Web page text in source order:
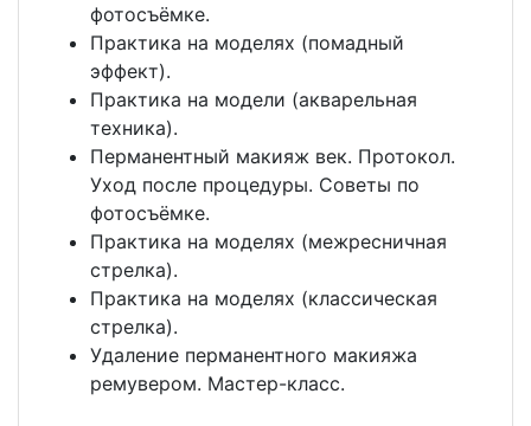
фотосъёмке.
Практика на моделях (помадный
эффект).
Практика на модели (акварельная
техника).
Перманентный макияж век. Протокол.
Уход после процедуры. Советы по
фотосъёмке.
Практика на моделях (межресничная
стрелка).
Практика на моделях (классическая
стрелка).
Удаление перманентного макияжа
ремувером. Мастер-класс.